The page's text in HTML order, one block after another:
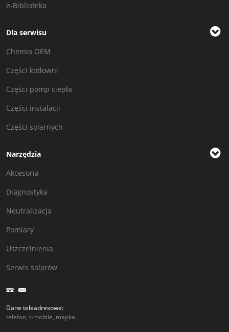
e-Biblioteka
Dla serwisu
Chemia OEM
Części kotłowni
Części pomp ciepła
Części instalacji
Części solarnych
Narzędzia
Akcesoria
Diagnostyka
Neutralizacja
Pomiary
Uszczelnienia
Serwis solarów
Dane teleadresowe:
telefon, t-mobile, mapka